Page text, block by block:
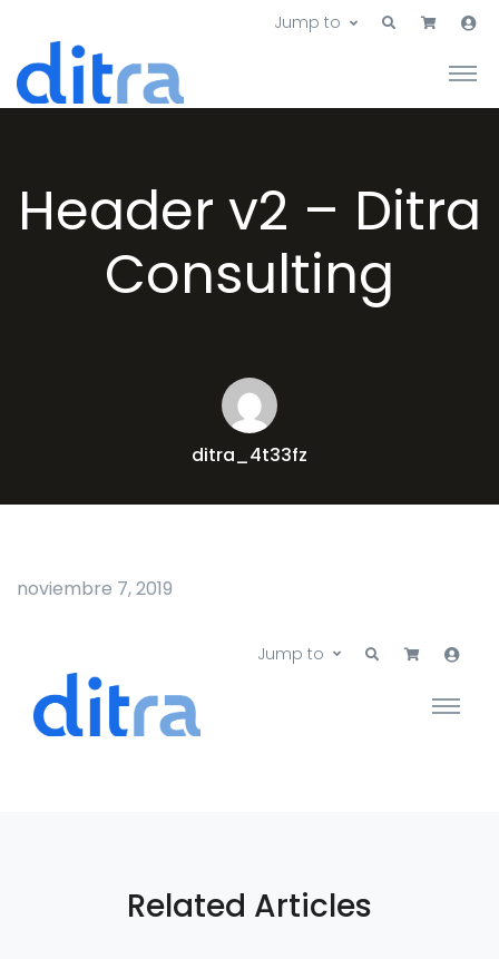
Jump to
Header v2 – Ditra
Consulting
ditra_4t33fz
noviembre 7, 2019
Jump to
Related Articles